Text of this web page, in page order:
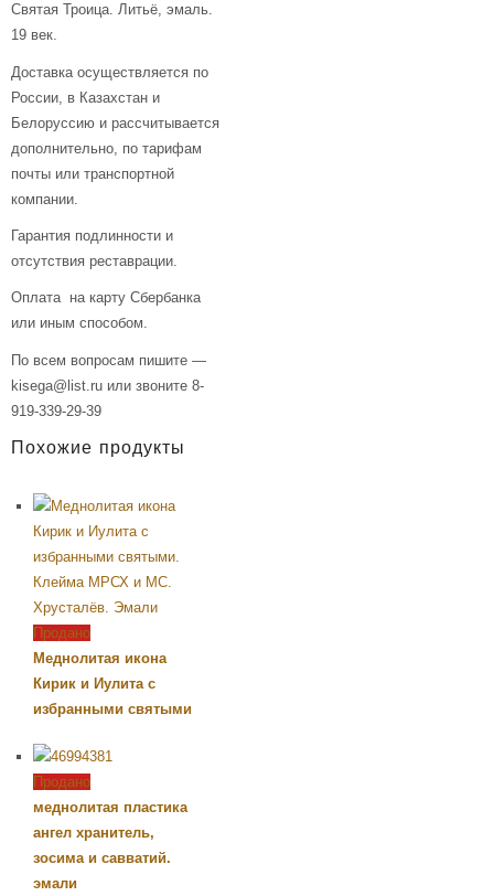
Святая Троица. Литьё, эмаль.
19 век.
Доставка осуществляется по
России, в Казахстан и
Белоруссию и рассчитывается
дополнительно, по тарифам
почты или транспортной
компании.
Гарантия подлинности и
отсутствия реставрации.
Оплата на карту Сбербанка
или иным способом.
По всем вопросам пишите —
kisega@list.ru или звоните 8-
919-339-29-39
Похожие продукты
Продано
Меднолитая икона
Кирик и Иулита с
избранными святыми
Продано
меднолитая пластика
ангел хранитель,
зосима и савватий.
эмали